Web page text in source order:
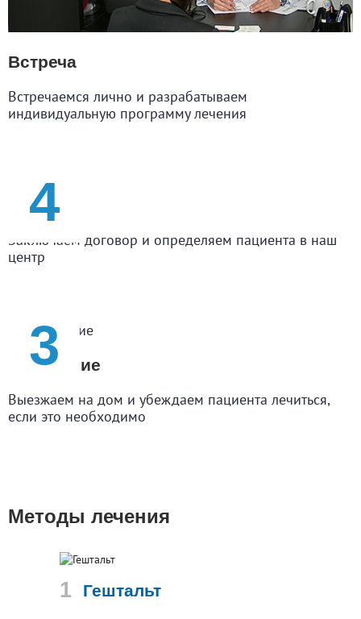
Встреча
Встречаемся лично и разрабатываем
индивидуальную программу лечения
Договор
Заключаем договор и определяем пациента в наш
центр
Убеждение
Выезжаем на дом и убеждаем пациента лечиться,
если это необходимо
Методы лечения
Гештальт